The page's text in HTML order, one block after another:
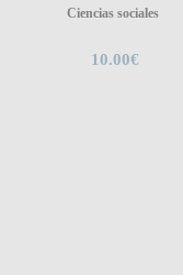
Ciencias sociales
10.00€